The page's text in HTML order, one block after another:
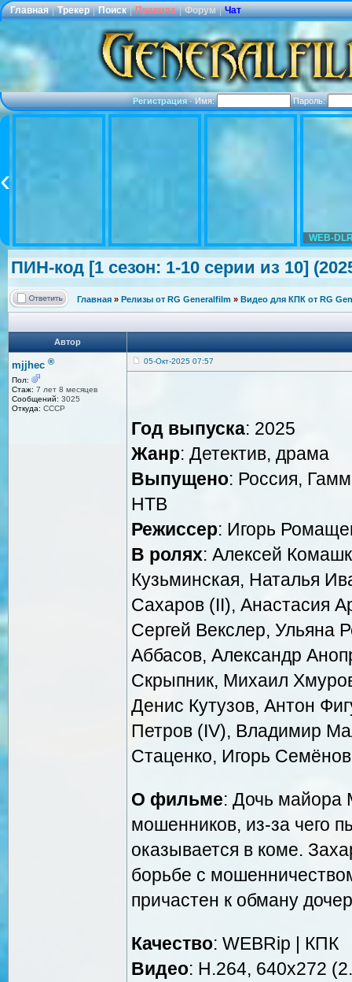
Главная | Трекер | Поиск | Правила | Форум | Чат
Регистрация·Имя: Пароль:
WEB-
ПИН-код [1 сезон: 1-10 серии из 10]
Главная » Релизы от RG Generalfilm » Видео для КПК от RG
Автор
mjjhec ®
Пол:
Стаж: 7 лет 8 месяцев
Сообщений: 3025
Откуда: СССР
05-Окт-2025 07:57
Год выпуска: 2025
Жанр: Детектив, драма
Выпущено: Россия,
НТВ
Режиссер: Игорь
В ролях: Алексей
Кузьминская, Наталья
Сахаров (II), Анастасия
Сергей Векслер, Ульяна
Аббасов, Александр
Скрыпник, Михаил
Денис Кутузов, Антон
Петров (IV), Владимир
Стаценко, Игорь
О фильме: Дочь майора
мошенников, из-за чего
оказывается в коме.
борьбе с
причастен к обману
Качество: WEBRip | КПК
Видео: Н.264, 640x272